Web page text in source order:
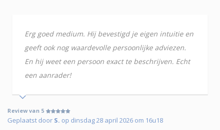
Erg goed medium. Hij bevestigd je eigen intuitie en
geeft ook nog waardevolle persoonlijke adviezen.
En hij weet een persoon exact te beschrijven. Echt
een aanrader!
Review van 5
Geplaatst door S. op dinsdag 28 april 2026 om 16u18